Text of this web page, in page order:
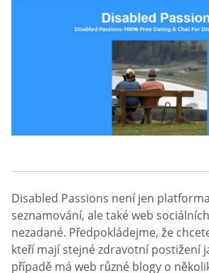
Disabled Passions není jen
seznamování, ale také web
nezadané. Předpokládejme, že
kteří mají stejné zdravotní postižení
případě má web různé blogy o